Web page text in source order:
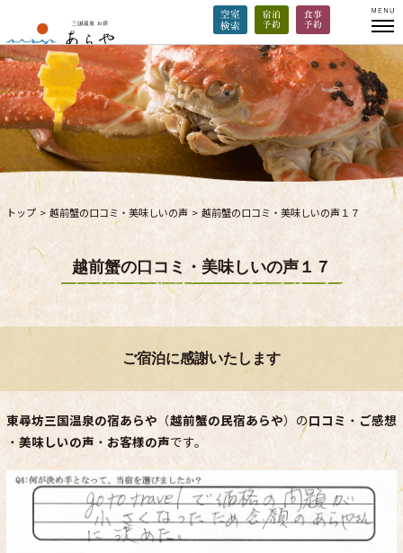
トップ >越前蟹の口コミ・美味しいの声 > 越前蟹の口コミ・美味しいの声１７
越前蟹の口コミ・美味しいの声１７
ご宿泊に感謝いたします
東尋坊三国温泉の宿あらや （越前蟹の民宿あらや）の口コミ ・ ご感想
・ 美味しいの声 ・ お客様の声です。